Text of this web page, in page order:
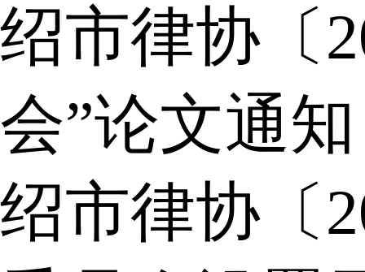
绍市律协〔
会”论文通知
绍市律协〔